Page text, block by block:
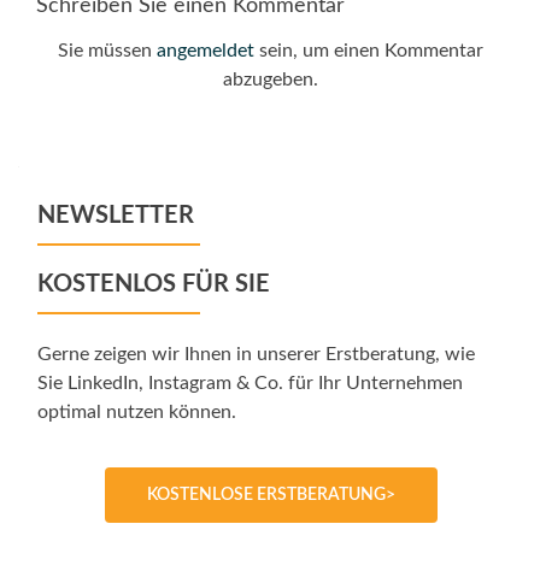
Schreiben Sie einen Kommentar
Sie müssen angemeldetsein, um einen Kommentar
abzugeben.
NEWSLETTER
KOSTENLOS FÜR SIE
Gerne zeigen wir Ihnen in unserer Erstberatung, wie
Sie LinkedIn, Instagram & Co. für Ihr Unternehmen
optimal nutzen können.
KOSTENLOSE ERSTBERATUNG>